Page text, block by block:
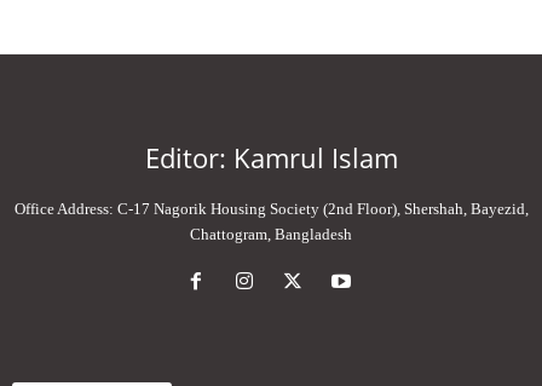
Editor: Kamrul Islam
Office Address: C-17 Nagorik Housing Society (2nd Floor), Shershah, Bayezid,
Chattogram, Bangladesh